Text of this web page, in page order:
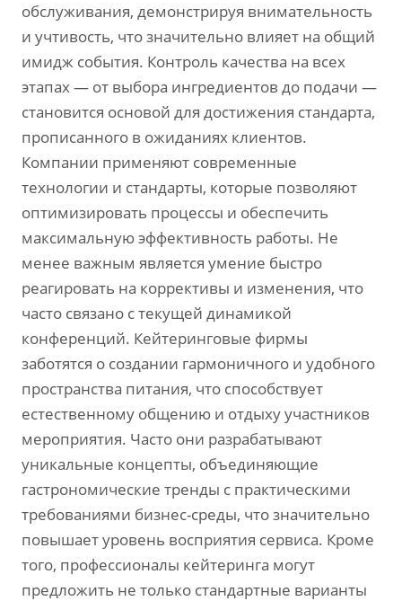
обслуживания, демонстрируя внимательность
и учтивость, что значительно влияет на общий
имидж события. Контроль качества на всех
этапах — от выбора ингредиентов до подачи —
становится основой для достижения стандарта,
прописанного в ожиданиях клиентов.
Компании применяют современные
технологии и стандарты, которые позволяют
оптимизировать процессы и обеспечить
максимальную эффективность работы. Не
менее важным является умение быстро
реагировать на коррективы и изменения, что
часто связано с текущей динамикой
конференций. Кейтеринговые фирмы
заботятся о создании гармоничного и удобного
пространства питания, что способствует
естественному общению и отдыху участников
мероприятия. Часто они разрабатывают
уникальные концепты, объединяющие
гастрономические тренды с практическими
требованиями бизнес-среды, что значительно
повышает уровень восприятия сервиса. Кроме
того, профессионалы кейтеринга могут
предложить не только стандартные варианты